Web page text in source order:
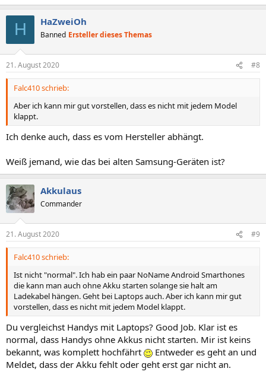
H HaZweiOh
Banned Ersteller dieses Themas
21. August 2020 #8
Falc410 schrieb:
Aber ich kann mir gut vorstellen, dass es nicht mit jedem Model
klappt.
Ich denke auch, dass es vom Hersteller abhängt.
Weiß jemand, wie das bei alten Samsung-Geräten ist?
Akkulaus
Commander
21. August 2020 #9
Falc410 schrieb:
Ist nicht "normal". Ich hab ein paar NoName Android Smarthones
die kann man auch ohne Akku starten solange sie halt am
Ladekabel hängen. Geht bei Laptops auch. Aber ich kann mir gut
vorstellen, dass es nicht mit jedem Model klappt.
Du vergleichst Handys mit Laptops? Good Job. Klar ist es
normal, dass Handys ohne Akkus nicht starten. Mir ist keins
bekannt, was komplett hochfährt
Entweder es geht an und
Meldet, dass der Akku fehlt oder geht erst gar nicht an.